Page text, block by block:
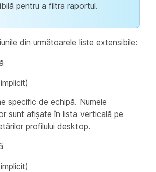
pentru a filtra raportul.
din următoarele liste extensibile:
specific de echipă. Numele
sunt afișate în lista verticală pe
profilului desktop.